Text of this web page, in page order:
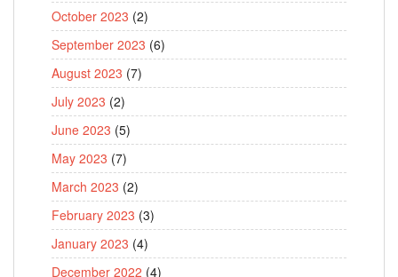
October 2023 (2)
September 2023 (6)
August 2023 (7)
July 2023 (2)
June 2023 (5)
May 2023 (7)
March 2023 (2)
February 2023 (3)
January 2023 (4)
December 2022 (4)